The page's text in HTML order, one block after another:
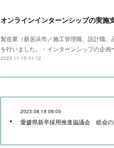
オンラインインターンシップの実施
製造業（新居浜市／施工管理職、設計職
を行いました。・インターンシップの企
2023.11.15 01:12
2023.08.18 09:00
愛媛県新卒採用推進協議会 総会